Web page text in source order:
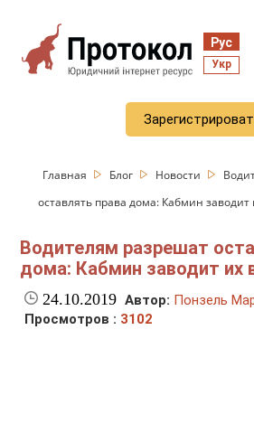
Рус
Укр
Главная Блог Новости
оставлять права дома: Кабмин
Водителям разрешат
дома: Кабмин заводит их
24.10.2019 Автор: Понзель
Просмотров : 3102